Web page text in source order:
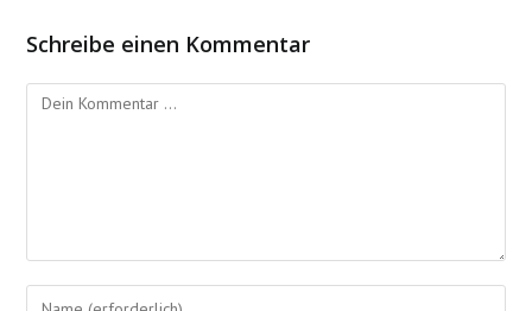
Schreibe einen Kommentar
Kommentieren
Gib